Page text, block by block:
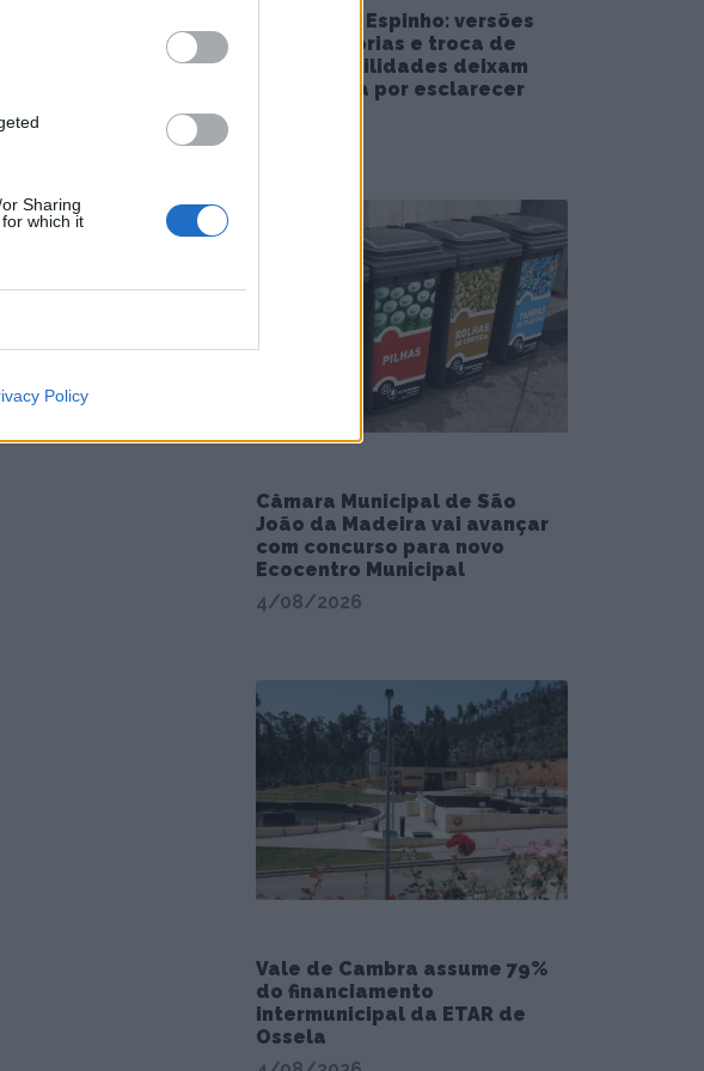
Sharing
which it
Policy
Piscina de Espinho: versões
contraditórias e troca de
responsabilidades deixam
reabertura por esclarecer
Câmara Municipal de São
João da Madeira vai avançar
com concurso para novo
Ecocentro Municipal
4/08/2026
Vale de Cambra assume 79%
do financiamento
intermunicipal da ETAR de
Ossela